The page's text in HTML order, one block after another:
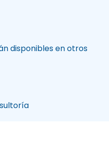
disponibles en otros